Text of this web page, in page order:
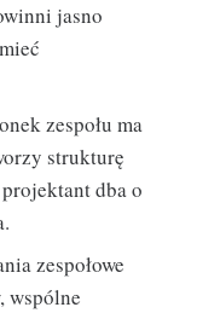
jasno
zespołu ma
strukturę
dba o
zespołowe
wspólne